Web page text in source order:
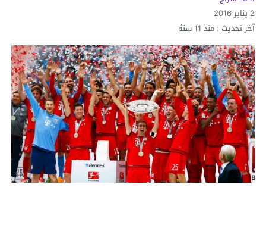
2 يناير 2016
آخر تحديث : منذ 11 سنة